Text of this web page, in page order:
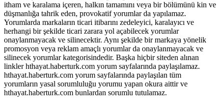
itham ve karalama içeren, halkın tamamını veya bir bölümünü kin ve
düşmanlığa tahrik eden, provokatif yorumlar da yapılamaz.
Yorumlarda markaların ticari itibarını zedeleyici, karalayıcı ve
herhangi bir şekilde ticari zarara yol açabilecek yorumlar
onaylanmayacak ve silinecektir. Aynı şekilde bir markaya yönelik
promosyon veya reklam amaçlı yorumlar da onaylanmayacak ve
silinecek yorumlar kategorisindedir. Başka hiçbir siteden alınan
linkler hthayat.haberturk.com yorum sayfalarında paylaşılamaz.
hthayat.haberturk.com yorum sayfalarında paylaşılan tüm
yorumların yasal sorumluluğu yorumu yapan okura aittir ve
hthayat.haberturk.com bunlardan sorumlu tutulamaz.